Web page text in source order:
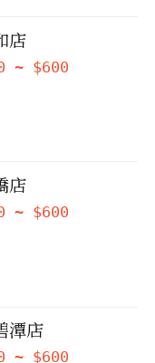
店
~ $600
店
~ $600
潭店
~ $600